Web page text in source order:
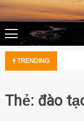
TRENDING
Thẻ: đào